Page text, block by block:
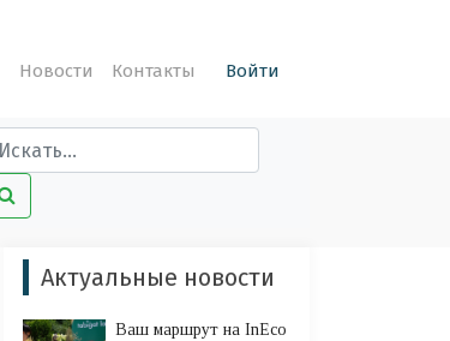
Новости Контакты Войти
Актуальные новости
Ваш маршрут на InEco